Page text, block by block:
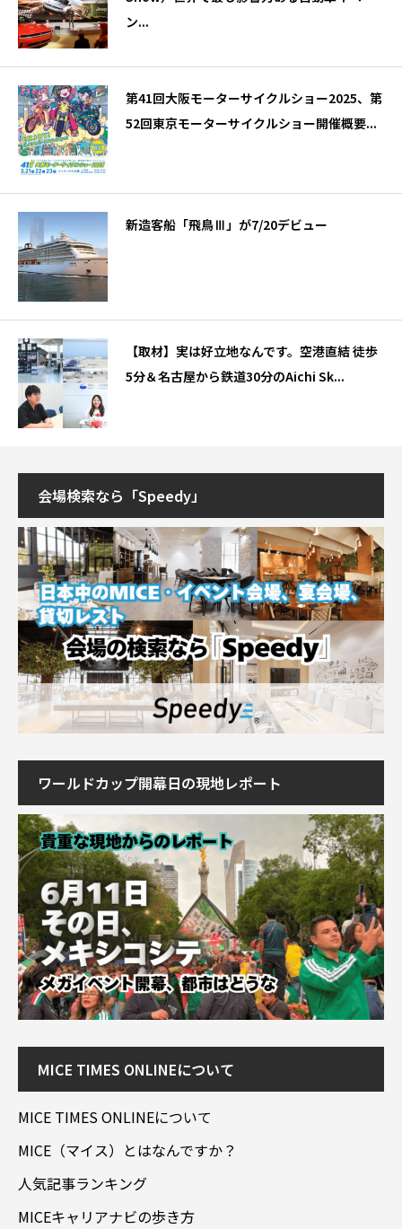
ン...
第41回大阪モーターサイクルショー2025、第
52回東京モーターサイクルショー開催概要...
新造客船「飛鳥Ⅲ」が7/20デビュー
【取材】実は好立地なんです。空港直結 徒歩
5分＆名古屋から鉄道30分のAichi Sk...
会場検索なら「Speedy」
ワールドカップ開幕日の現地レポート
MICE TIMES ONLINEについて
MICE TIMES ONLINEについて
MICE（マイス）とはなんですか？
人気記事ランキング
MICEキャリアナビの歩き方